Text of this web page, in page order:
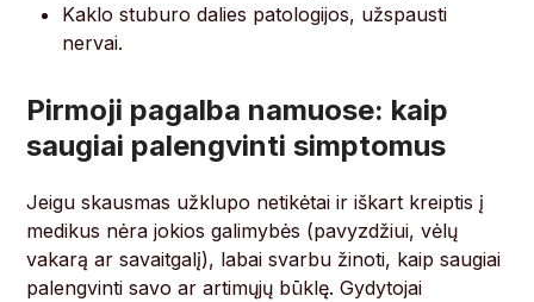
Kaklo stuburo dalies patologijos, užspausti
nervai.
Pirmoji pagalba namuose: kaip
saugiai palengvinti simptomus
Jeigu skausmas užklupo netikėtai ir iškart kreiptis į
medikus nėra jokios galimybės (pavyzdžiui, vėlų
vakarą ar savaitgalį), labai svarbu žinoti, kaip saugiai
palengvinti savo ar artimųjų būklę. Gydytojai